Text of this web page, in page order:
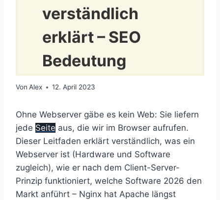
verständlich
erklärt – SEO
Bedeutung
Von Alex 12. April 2023
Ohne Webserver gäbe es kein Web: Sie liefern
jede Seite aus, die wir im Browser aufrufen.
Dieser Leitfaden erklärt verständlich, was ein
Webserver ist (Hardware und Software
zugleich), wie er nach dem Client-Server-
Prinzip funktioniert, welche Software 2026 den
Markt anführt – Nginx hat Apache längst